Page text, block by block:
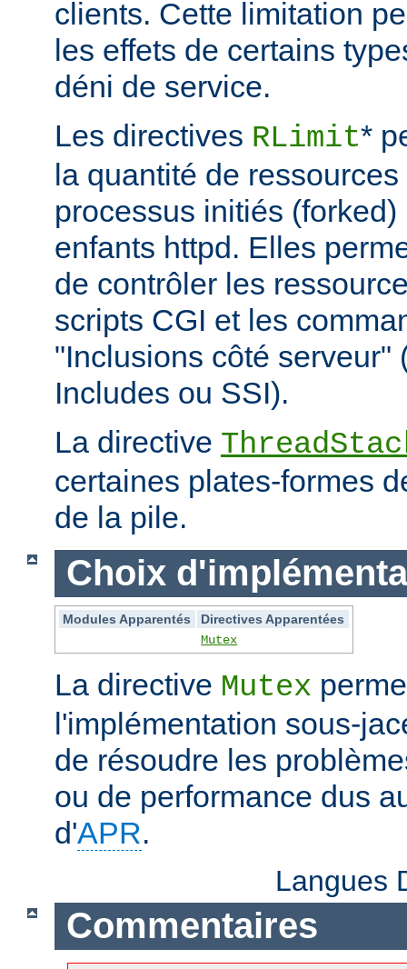
clients. Cette limitation
les effets de certains
déni de service.
Les directives RLimit*
la quantité de
processus initiés
enfants httpd. Elles
de contrôler les
scripts CGI et les
"Inclusions côté serveur"
Includes ou SSI).
La directive
certaines plates-formes
de la pile.
Choix
Modules Apparentés
Directives Apparentées
Mutex
La directive Mutex
l'implémentation sous-
de résoudre les
ou de performance dus
d'APR.
Langues
Commentaires